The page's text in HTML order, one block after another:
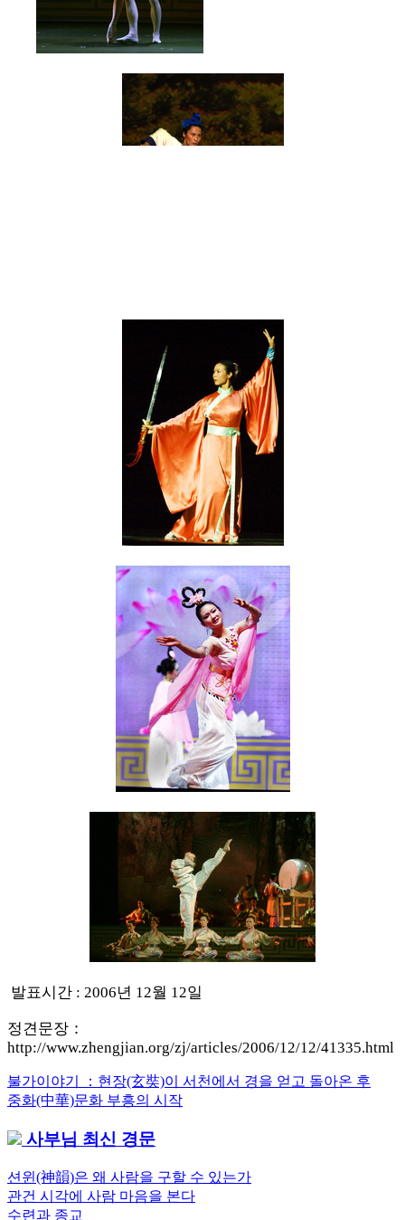
발표시간 : 2006년 12월 12일
정견문장：
http://www.zhengjian.org/zj/articles/2006/12/12/41335.html
글
내
비
게
이
Previous
Post:
불가이야기 ：현장(玄奘)이 서천에서 경을 얻고 돌아온 후
Next
중화(中華)문화 부흥의 시작
사부님 최신 경문
션윈(神韻)은 왜 사람을 구할 수 있는가
관건 시각에 사람 마음을 본다
수련과 종교